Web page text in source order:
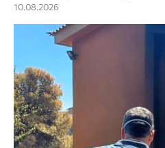
10.08.2026